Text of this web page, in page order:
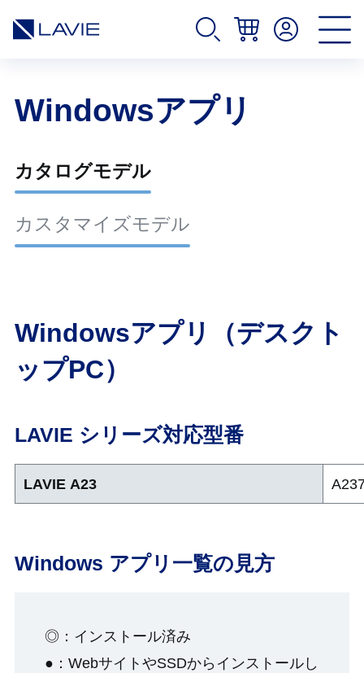
Windowsアプリ
カタログモデル
カスタマイズモデル
Windowsアプリ（デスクト
ップPC）
LAVIE シリーズ対応型番
LAVIE A23
Windows アプリ一覧の見方
◎：インストール済み
●：WebサイトやSSDからインストールし